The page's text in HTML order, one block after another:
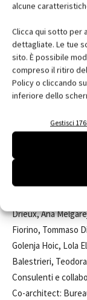
alcune
Clicca qui sotto per
dettagliate. Le tue
sito. È possibile
compreso il ritiro
Policy o cliccando
inferiore dello
Gestisci
Scheda progetto
Competition
Battistoni,
Schematic design:
Catherine Drieux,
Lee, Quentin
Hoic, Alicia van der
Detail design:
Drieux, Ana
Fiorino, Tommaso
Golenja Hoic, Lola
Balestrieri,
Consulenti e
Co-architect: